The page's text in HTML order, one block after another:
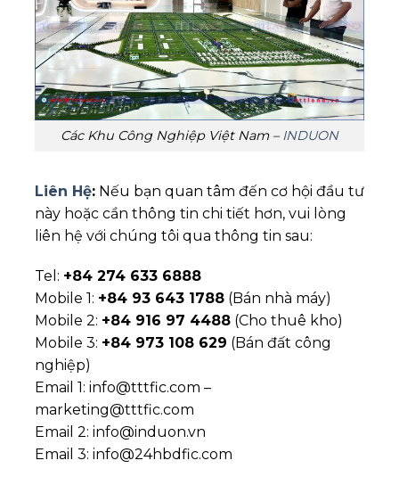
Các Khu Công Nghiệp Việt Nam – INDUON
Liên Hệ: Nếu bạn quan tâm đến cơ hội đầu tư
này hoặc cần thông tin chi tiết hơn, vui lòng
liên hệ với chúng tôi qua thông tin sau:
Tel: +84 274 633 6888
Mobile 1: +84 93 643 1788 (Bán nhà máy)
Mobile 2: +84 916 97 4488 (Cho thuê kho)
Mobile 3: +84 973 108 629 (Bán đất công
nghiệp)
Email 1: info@tttfic.com –
marketing@tttfic.com
Email 2: info@induon.vn
Email 3: info@24hbdfic.com